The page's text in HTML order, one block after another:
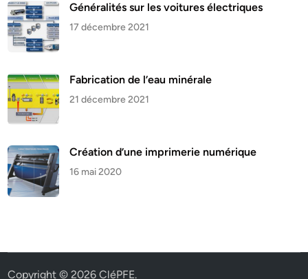
Généralités sur les voitures électriques
17 décembre 2021
Fabrication de l’eau minérale
21 décembre 2021
Création d’une imprimerie numérique
16 mai 2020
Copyright © 2026CléPFE.